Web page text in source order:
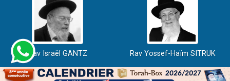
Rav Israël GANTZ Rav Yossef-Haïm SITRUK